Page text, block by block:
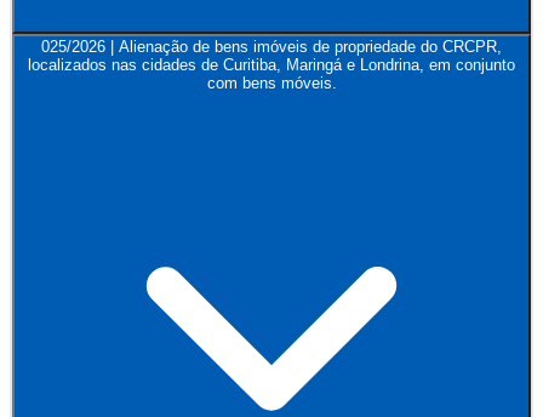
025/2026 | Alienação de bens imóveis de propriedade do CRCPR,
localizados nas cidades de Curitiba, Maringá e Londrina, em conjunto
com bens móveis.